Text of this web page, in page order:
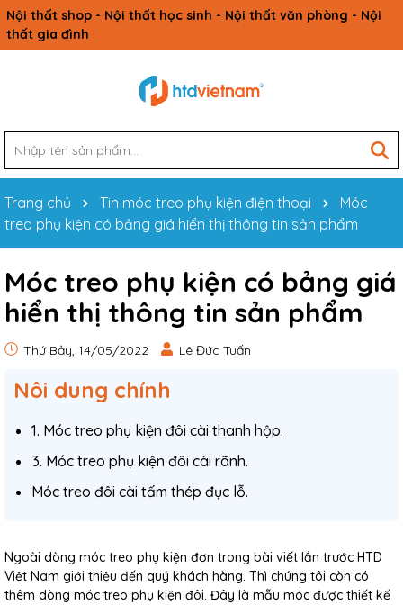
Nội thất shop - Nội thất học sinh - Nội thất văn phòng - Nội
thất gia đình
Trang chủ Tin móc treo phụ kiện điện thoại
Móc
treo phụ kiện có bảng giá hiển thị thông tin sản phẩm
Móc treo phụ kiện có bảng giá
hiển thị thông tin sản phẩm
Thứ Bảy, 14/05/2022 Lê Đức Tuấn
Nôi dung chính
1. Móc treo phụ kiện đôi cài thanh hộp.
3. Móc treo phụ kiện đôi cài rãnh.
Móc treo đôi cài tấm thép đục lỗ.
Ngoài dòng móc treo phụ kiện đơn trong bài viết lần trước HTD
Việt Nam giới thiệu đến quý khách hàng. Thì chúng tôi còn có
thêm dòng móc treo phụ kiện đôi. Đây là mẫu móc được thiết kế